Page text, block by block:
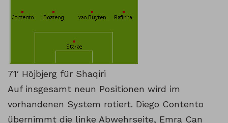
71′ Höjbjerg für Shaqiri
Auf insgesamt neun Positionen wird im
vorhandenen System rotiert. Diego Contento
übernimmt die linke Abwehrseite, Emra Can